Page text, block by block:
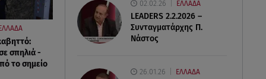
02.02.26 ΕΛΛΑΔΑ
LEADERS 2.2.2026 –
Συνταγματάρχης Π.
Νάστος
26.01.26 ΕΛΛΑΔΑ
ΕΛΛΑΔΑ
σπηλιά -
το σημείο